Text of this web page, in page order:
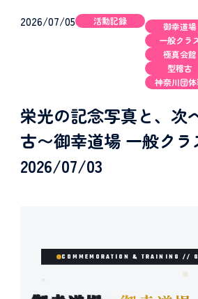
2026/07/05 活動記録
御幸道場
一般クラ
極真会館
型稽古
神奈川団
栄光の記念写真と、次
古〜御幸道場 一般クラ
2026/07/03
COMMEMORATION & TRAINING //